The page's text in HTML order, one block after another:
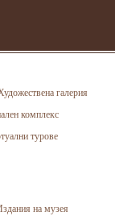
галерия
комплекс
турове
на музея